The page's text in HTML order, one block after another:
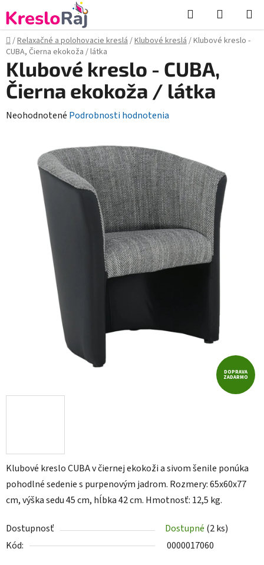
na
obsah
Hľadať
KOŠÍK
Domov
/Relaxačné a polohovacie kreslá/Klubové kreslá/Klubové kreslo -
CUBA, Čierna ekokoža / látka
Klubové kreslo CUBA v čiernej ekokoži a sivom šenile ponúka
pohodlné sedenie s purpenovým jadrom. Rozmery: 65x60x77
cm, výška sedu 45 cm, hĺbka 42 cm. Hmotnosť: 12,5 kg.
Dostupnosť Dostupné (2 ks)
Kód:
0000017060
Klubové kreslo - CUBA,
Čierna ekokoža / látka
Priemerné
hviezdičiek.
Neohodnotené Podrobnosti hodnotenia
DOPRAVA
ZADARMO